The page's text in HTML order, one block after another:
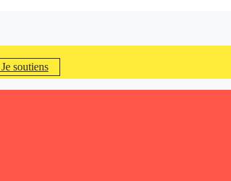
Je soutiens